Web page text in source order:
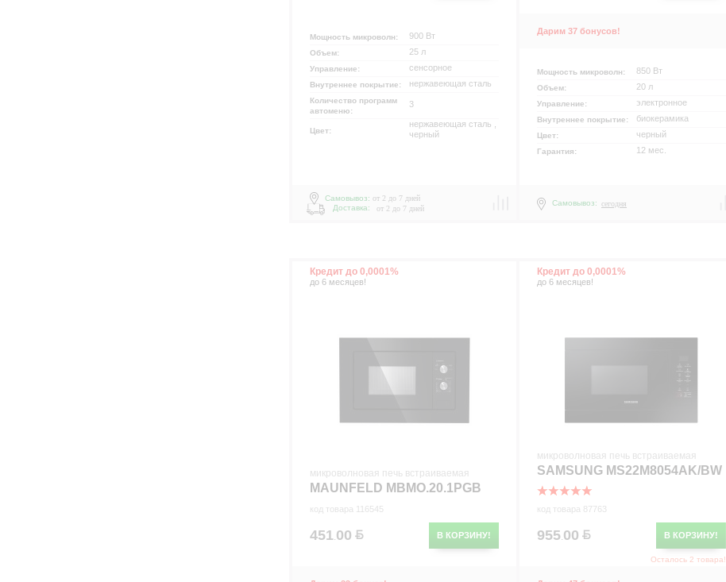
Мощность микроволн: 900 Вт
Объем: 25 л
Управление: сенсорное
Внутреннее покрытие: нержавеющая сталь
Количество программ
автоменю:
3
Цвет:
нержавеющая сталь ,
черный
Самовывоз: от 2 до 7 дней
Доставка:
от 2 до 7 дней
Дарим 37 бонусов!
Мощность микроволн: 850 Вт
Объем: 20 л
Управление: электронное
Внутреннее покрытие: биокерамика
Цвет: черный
Гарантия: 12 мес.
Самовывоз: сегодня
Кредит до 0,0001%
до 6 месяцев!
микроволновая печь встраиваемая
MAUNFELD MBMO.20.1PGB
код товара 116545
В КОРЗИНУ!
451.00
Кредит до 0,0001%
до 6 месяцев!
микроволновая печь встраиваемая
SAMSUNG MS22M8054AK/BW
код товара 87763
В КОРЗИНУ!
955.00
Осталось 2 товара!